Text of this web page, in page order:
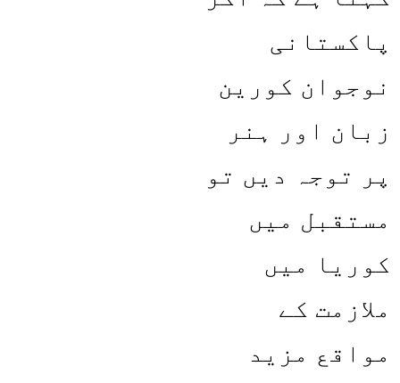
پاکستانی
نوجوان کورین
زبان اور ہنر
پر توجہ دیں تو
مستقبل میں
کوریا میں
ملازمت کے
مواقع مزید